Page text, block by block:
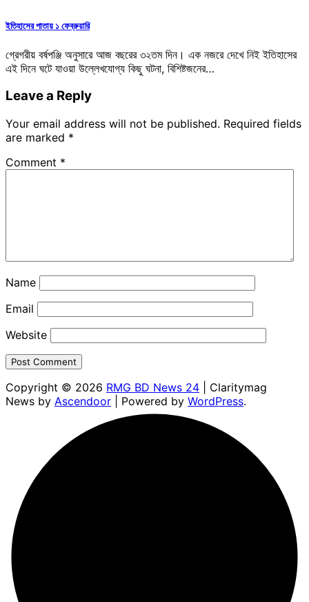
ইতিহাসের পাতায় ১ ফেব্রুয়ারি
গ্রেগরীয় বর্ষপঞ্জি অনুসারে আজ বছরের ৩২তম দিন। এক নজরে দেখে নিই ইতিহাসের
এই দিনে ঘটে যাওয়া উল্লেখযোগ্য কিছু ঘটনা, বিশিষ্টজনের…
Leave a Reply
Your email address will not be published. Required fields
are marked *
Comment *
Name
Email
Website
Copyright © 2026 RMG BD News 24 | Claritymag
News by Ascendoor | Powered by WordPress.